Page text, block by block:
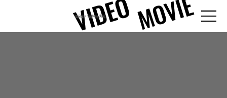
VIDEO
VIDEOMOVIE
MOVIE
高品質 × 低価格を実現